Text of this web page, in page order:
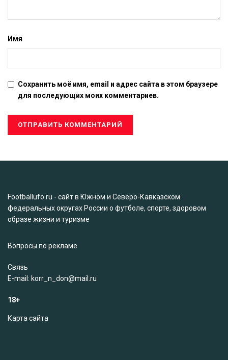
Имя
Сохранить моё имя, email и адрес сайта в этом браузере
для последующих моих комментариев.
Footballufo.ru - сайт в Южном и Северо-Кавказском
федеральных округах России о футболе, спорте, здоровом
образе жизни и туризме
Вопросы по рекламе
Связь
Е-mail: korr_n_don@mail.ru
18+
Карта сайта